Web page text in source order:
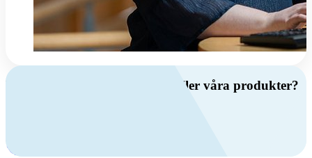
Har du frågor om ventilation eller våra produkter?
Kontakta oss